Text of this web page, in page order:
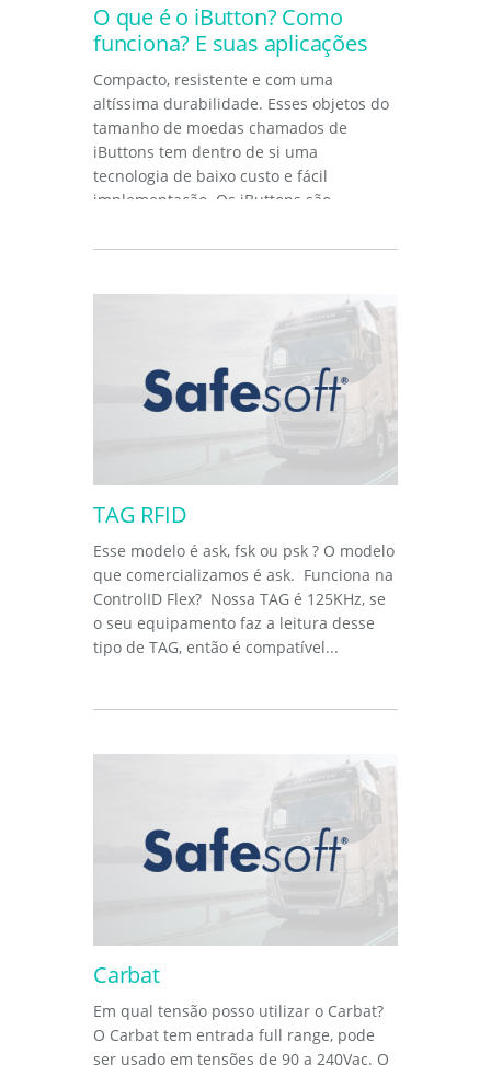
O que é o iButton? Como
funciona? E suas aplicações
Compacto, resistente e com uma
altíssima durabilidade. Esses objetos do
tamanho de moedas chamados de
iButtons tem dentro de si uma
tecnologia de baixo custo e fácil
implementação. Os iButtons são
TAG RFID
Esse modelo é ask, fsk ou psk ? O modelo
que comercializamos é ask. Funciona na
ControlID Flex? Nossa TAG é 125KHz, se
o seu equipamento faz a leitura desse
tipo de TAG, então é compatível...
Carbat
Em qual tensão posso utilizar o Carbat?
O Carbat tem entrada full range, pode
ser usado em tensões de 90 a 240Vac. O